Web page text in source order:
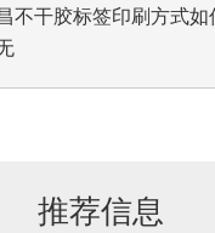
不干胶标签印刷方式如
推荐信息